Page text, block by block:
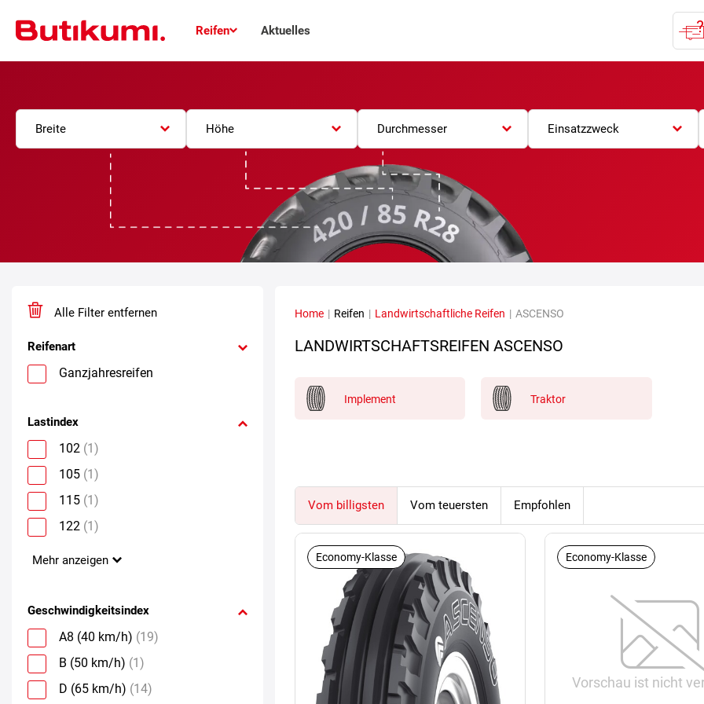
Reifen Aktuelles
Breite Höhe Durchmesser Einsatzzweck
Alle Filter entfernen
Reifenart
Ganzjahresreifen
Lastindex
102 (1)
105 (1)
115 (1)
122 (1)
Mehr anzeigen
Geschwindigkeitsindex
A8 (40 km/h) (19)
B (50 km/h) (1)
D (65 km/h) (14)
Home | Reifen | Landwirtschaftliche Reifen | ASCENSO
LANDWIRTSCHAFTSREIFEN ASCENSO
Implement Traktor
Vom billigsten Vom teuersten Empfohlen
Economy-Klasse
Vorschau ist nicht
Economy-Klasse